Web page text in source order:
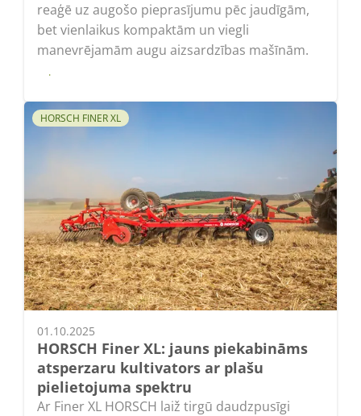
reaģē uz augošo pieprasījumu pēc jaudīgām,
bet vienlaikus kompaktām un viegli
manevrējamām augu aizsardzības mašīnām.
Lasīt
HORSCH FINER XL
01.10.2025
HORSCH Finer XL: jauns piekabināms
atsperzaru kultivators ar plašu
pielietojuma spektru
Ar Finer XL HORSCH laiž tirgū daudzpusīgi